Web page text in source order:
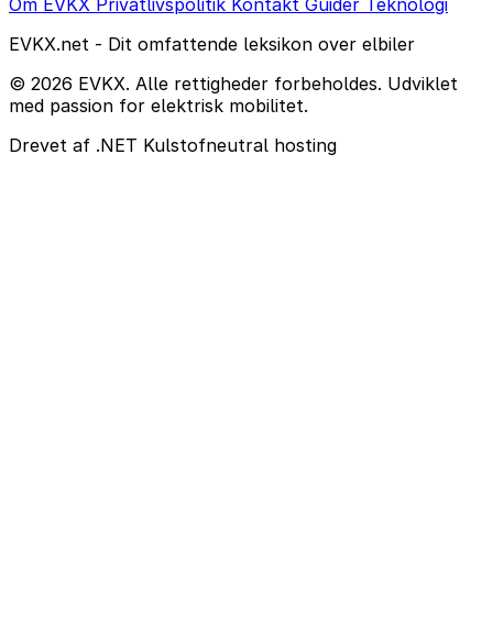
EVKX.net - Dit omfattende leksikon over elbiler
© 2026 EVKX. Alle rettigheder forbeholdes. Udviklet
med passion for elektrisk mobilitet.
Drevet af .NET Kulstofneutral hosting